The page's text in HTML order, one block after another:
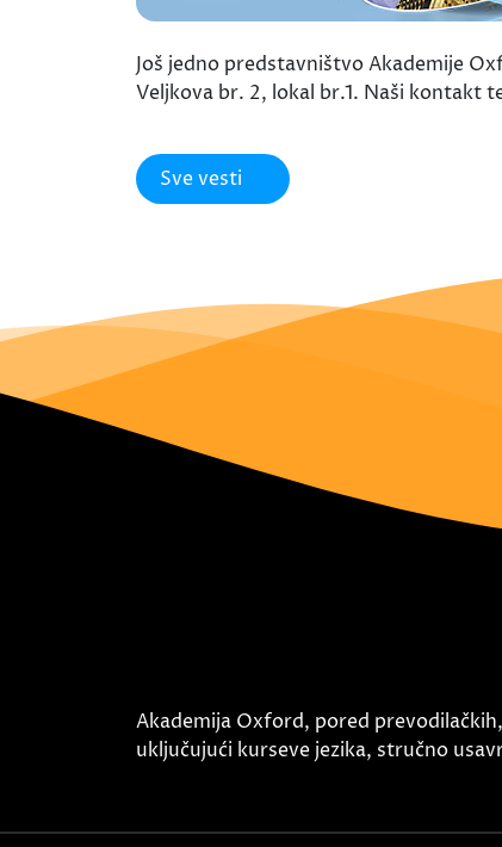
Još jedno predstavništvo Akademije
Veljkova br. 2, lokal br.1. Naši kontakt
Sve vesti
Akademija Oxford, pored
uključujući kurseve jezika, stručno